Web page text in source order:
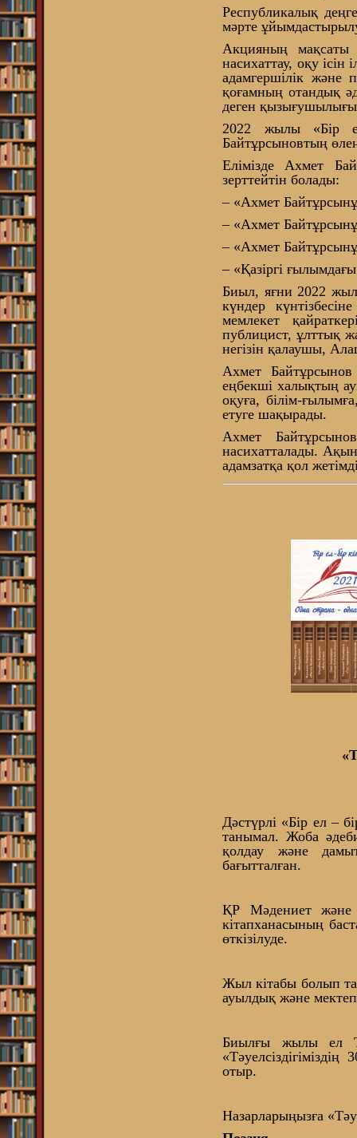
Республикалық
мәрте
Акцияның мақсаты
насихаттау, оқу ісін
адамгершілік және
қоғамның отандық
деген
2022 жылы «Бір
Байтұрсыновтың
Елімізде Ахмет
зерттейтін болады:
– «Ахмет
– «Ахмет
– «Ахмет
– «Қазіргі
Биыл, яғни 2022
күндер
мемлекет
публицист, ұлттық
негізін қалаушы,
Ахмет
еңбекші халықтың
оқуға, білім-
етуге шақырады.
Ахмет
насихатталады.
адамзатқа қол
Дәстүрлі «Бір ел –
танымал. Жоба
қолдау және
бағытталған.
ҚР Мәдениет және
кітапханасының
өткізілуде.
Жыл кітабы болып
ауылдық және
Биылғы жылы ел
отыр.
Назарларыңызға